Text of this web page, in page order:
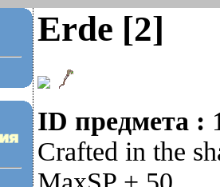
Erde [2]
ID предмета :
Crafted in the